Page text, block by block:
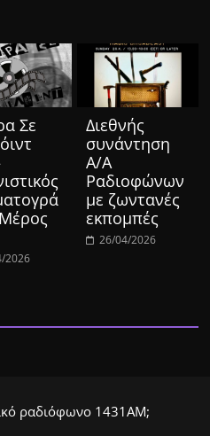
Σε
2026
Διεθνής
συνάντηση
Α/Α
Ραδιοφώνων
με ζωντανές
εκπομπές
26/04/2026
ραδιόφωνο 1431ΑΜ;